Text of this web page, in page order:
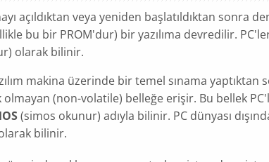
açıldıktan veya yeniden başlatıldıktan sonra
bu bir PROM'dur) bir yazılıma devredilir.
olarak bilinir.
makina üzerinde bir temel sınama
olmayan (non-volatile) belleğe erişir. Bu bellek
(simos okunur) adıyla bilinir. PC dünyası
bilinir.